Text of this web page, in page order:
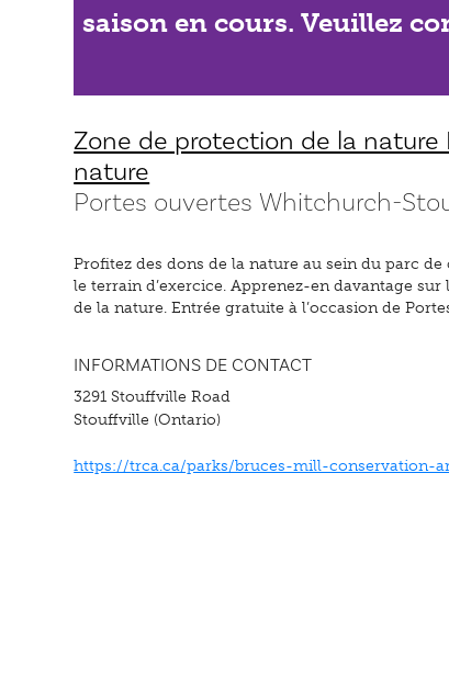
saison en cours. Veuillez
Zone de protection de la nature
nature
Portes ouvertes Whitchurch-
Profitez des dons de la nature au sein du parc
le terrain d’exercice. Apprenez-en davantage
de la nature. Entrée gratuite à l’occasion de
INFORMATIONS DE CONTACT
3291 Stouffville Road
Stouffville (Ontario)
https://trca.ca/parks/bruces-mill-conservation-